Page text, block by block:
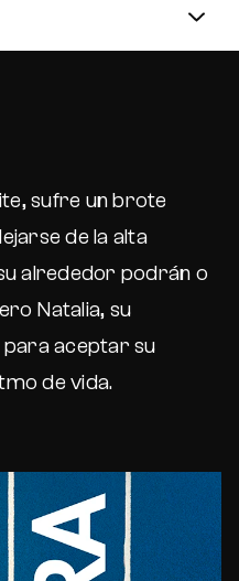
sufre un brote
de la alta
alrededor podrán o
Natalia, su
aceptar su
de vida.